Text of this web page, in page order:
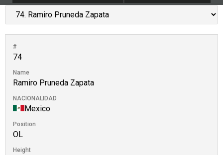
#
74
Name
Ramiro Pruneda Zapata
NACIONALIDAD
Mexico
Position
OL
Height